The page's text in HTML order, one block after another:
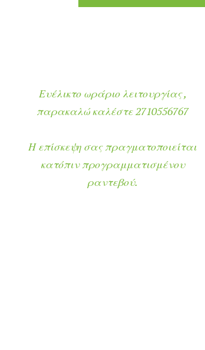
Ευέλικτο ωράριο λειτουργίας ,
παρακαλώ καλέστε 2710556767
Η επίσκεψη σας πραγματοποιείται
κατόπιν προγραμματισμένου
ραντεβού.